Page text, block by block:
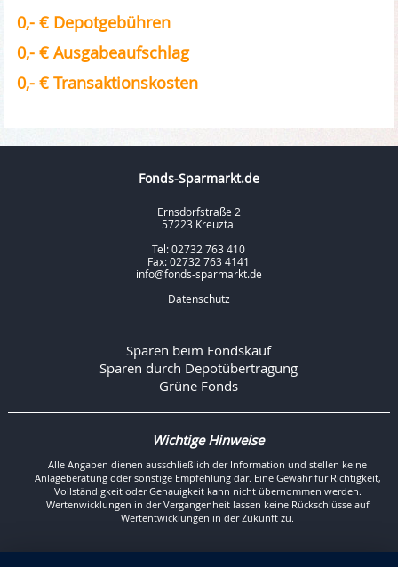
0,- € Depotgebühren
0,- € Ausgabeaufschlag
0,- € Transaktionskosten
Fonds-Sparmarkt.de
Ernsdorfstraße 2
57223 Kreuztal
Tel: 02732 763 410
Fax: 02732 763 4141
info@fonds-sparmarkt.de
Datenschutz
Sparen beim Fondskauf
Sparen durch Depotübertragung
Grüne Fonds
Wichtige Hinweise
Alle Angaben dienen ausschließlich der Information und stellen keine
Anlageberatung oder sonstige Empfehlung dar. Eine Gewähr für Richtigkeit,
Vollständigkeit oder Genauigkeit kann nicht übernommen werden.
Wertenwicklungen in der Vergangenheit lassen keine Rückschlüsse auf
Wertentwicklungen in der Zukunft zu.